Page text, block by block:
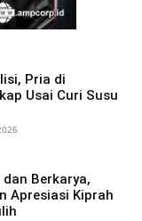
Pria di
Usai Curi Susu
Berkarya,
Apresiasi Kiprah